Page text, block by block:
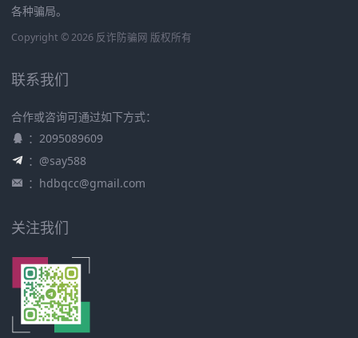
各种骗局。
Copyright © 2026 反诈防骗网 版权所有
联系我们
合作或咨询可通过如下方式：
：2095089609
：@say588
： hdbqcc@gmail.com
关注我们